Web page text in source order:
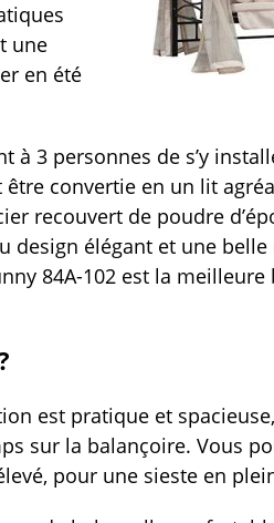
une
en été
à 3 personnes de s’y
être convertie en un lit
recouvert de poudre
design élégant et une
84A-102 est la
est pratique et
sur la balançoire. Vous
pour une sieste en